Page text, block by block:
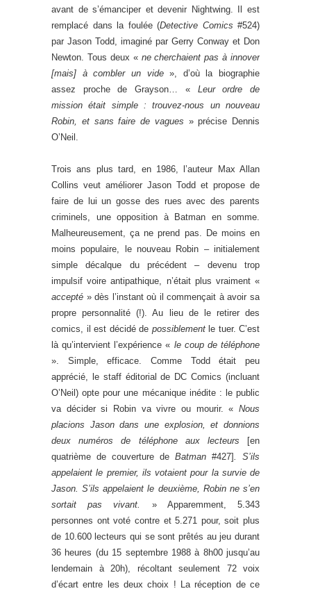
avant de s’émanciper et devenir Nightwing. Il est
remplacé dans la foulée (Detective Comics #524)
par Jason Todd, imaginé par Gerry Conway et Don
Newton. Tous deux «ne cherchaient pas à innover
[mais] à combler un vide», d’où la biographie
assez proche de Grayson… « Leur ordre de
mission était simple : trouvez-nous un nouveau
Robin, et sans faire de vagues » précise Dennis
O’Neil.
Trois ans plus tard, en 1986, l’auteur Max Allan
Collins veut améliorer Jason Todd et propose de
faire de lui un gosse des rues avec des parents
criminels, une opposition à Batman en somme.
Malheureusement, ça ne prend pas. De moins en
moins populaire, le nouveau Robin – initialement
simple décalque du précédent – devenu trop
impulsif voire antipathique, n’était plus vraiment «
accepté » dès l’instant où il commençait à avoir sa
propre personnalité (!). Au lieu de le retirer des
comics, il est décidé de possiblementle tuer. C’est
là qu’intervient l’expérience « le coup de téléphone
». Simple, efficace. Comme Todd était peu
apprécié, le staff éditorial de DC Comics (incluant
O’Neil) opte pour une mécanique inédite : le public
va décider si Robin va vivre ou mourir. « Nous
placions Jason dans une explosion, et donnions
deux numéros de téléphone aux lecteurs
[en
quatrième de couverture de Batman #427]. S’ils
appelaient le premier, ils votaient pour la survie de
Jason. S’ils appelaient le deuxième, Robin ne s’en
sortait pas vivant.
» Apparemment, 5.343
personnes ont voté contre et 5.271 pour, soit plus
de 10.600 lecteurs qui se sont prêtés au jeu durant
36 heures (du 15 septembre 1988 à 8h00 jusqu’au
lendemain à 20h), récoltant seulement 72 voix
d’écart entre les deux choix ! La réception de ce